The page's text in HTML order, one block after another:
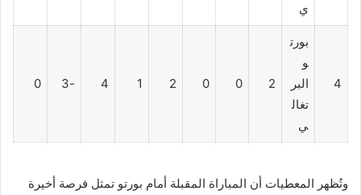
ي
4
بورت
و
البر
تغال
ي
2
0
0
2
1
4
-3
0
وتُظهر المعطيات أن المباراة المقبلة أمام بورتو تمثل فرصة أخيرة